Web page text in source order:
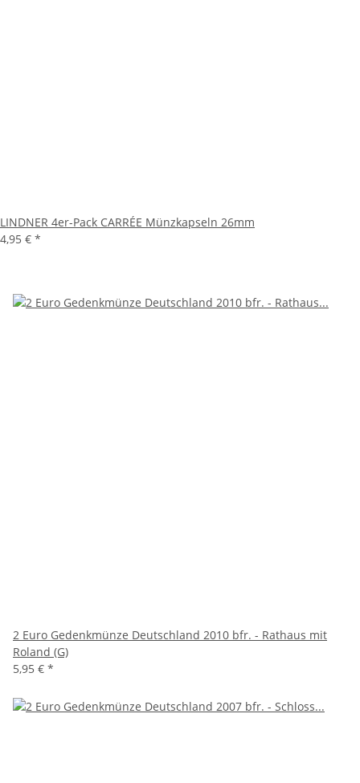
LINDNER 4er-Pack CARRÉE Münzkapseln 26mm
4,95 € *
2 Euro Gedenkmünze Deutschland 2010 bfr. - Rathaus mit
Roland (G)
5,95 € *